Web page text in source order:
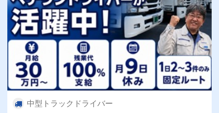
中型トラックドライバー